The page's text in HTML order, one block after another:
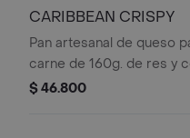
Papas
CARIBBEAN CRISPY
Pan artesanal de queso
carne de 160g. de res y
trozos de pechuga
$ 46.800